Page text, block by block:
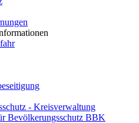
- Kreisverwaltung
Bevölkerungsschutz BBK